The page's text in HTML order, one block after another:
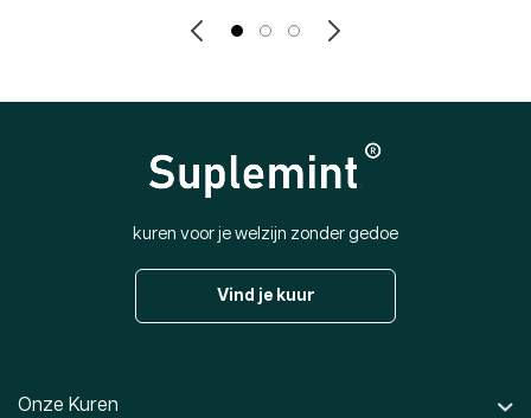
kuren voor je welzijn zonder gedoe
Vind je kuur
Onze Kuren